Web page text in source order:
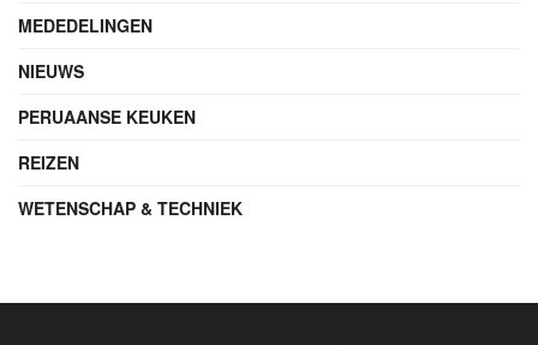
MEDEDELINGEN
NIEUWS
PERUAANSE KEUKEN
REIZEN
WETENSCHAP & TECHNIEK